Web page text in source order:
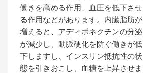
働きを高める作用、血圧を低下させ
る作用などがあります。内臓脂肪が
増えると、アディポネクチンの分泌
が減少し、動脈硬化を防ぐ働きが低
下しますし、インスリン抵抗性の状
態を引きおこし、血糖を上昇させま